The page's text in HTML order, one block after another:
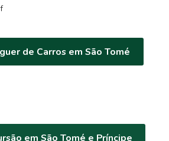
de Carros em São Tomé
em São Tomé e Príncipe